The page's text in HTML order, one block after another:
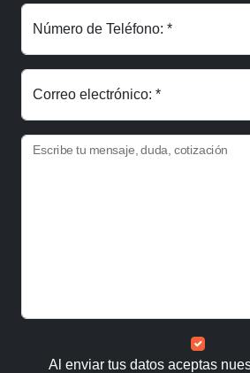
Número de Teléfono: *
Correo electrónico: *
Escribe tu mensaje, duda, cotización
Al enviar tus datos aceptas